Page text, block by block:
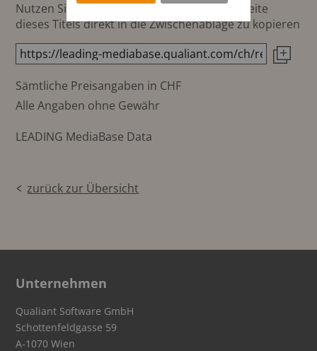
Nutzen Sie diesen Button um den Link zur Seite
dieses Titels direkt in die Zwischenablage zu kopieren
Sämtliche Preisangaben in CHF
Alle Angaben ohne Gewähr
LEADING MediaBase Data
zurück zur Übersicht
Unternehmen
Qualiant Software GmbH
Schottenfeldgasse 59
A-1070 Wien